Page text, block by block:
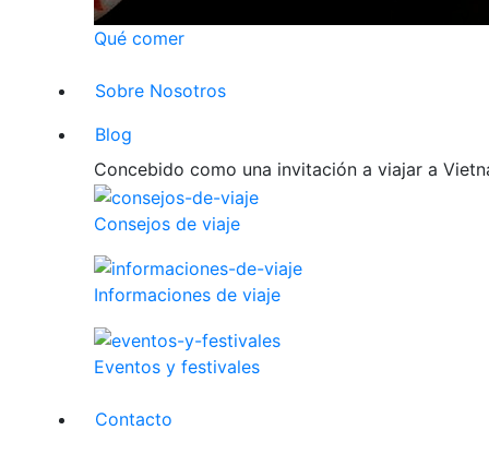
Qué comer
Sobre Nosotros
Blog
Concebido como una invitación a viajar a
Consejos de viaje
Informaciones de viaje
Eventos y festivales
Contacto